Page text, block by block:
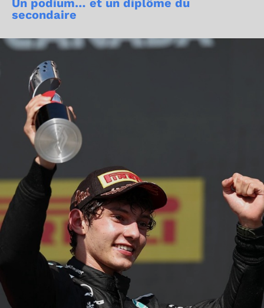
Un podium… et un diplôme du
secondaire